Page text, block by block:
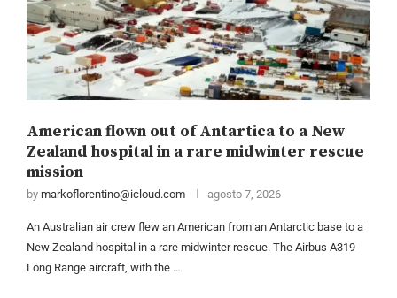
American flown out of Antartica to a New
Zealand hospital in a rare midwinter rescue
mission
by markoflorentino@icloud.com agosto 7, 2026
An Australian air crew flew an American from an Antarctic base to a
New Zealand hospital in a rare midwinter rescue. The Airbus A319
Long Range aircraft, with the …